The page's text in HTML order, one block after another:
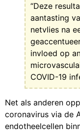
“Deze
aantasting
netvlies na
invloed op
COVID-19
Net als anderen
coronavirus via de
endotheelcellen